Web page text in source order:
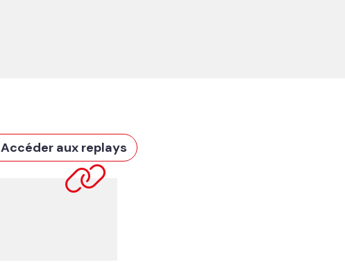
Accéder aux replays